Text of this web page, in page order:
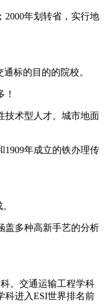
年划转省，实行地
标的目的的院校。
术型人才。城市地面
年成立的铁办理传
多种高新手艺的分析
。交通运输工程学科
科进入ESI世界排名前